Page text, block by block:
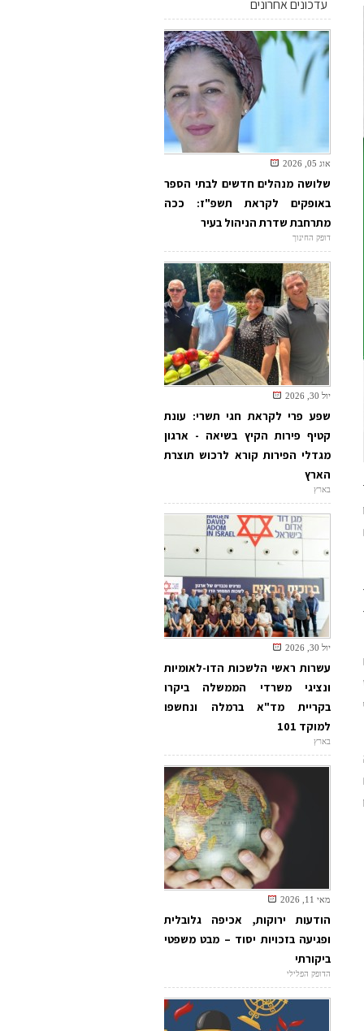
עדכונים אחרונים
אוג 05, 2026
שלושה מנהלים חדשים לבתי הספר
באופקים לקראת תשפ"ז: ככה
מתרחבת שדרת הניהול בעיר
דופק החינוך
יול 30, 2026
שפע פרי לקראת חגי תשרי: עונת
קטיף פירות הקיץ בשיאה - ארגון
מגדלי הפירות קורא לרכוש תוצרת
הארץ
בארץ
יול 30, 2026
עשרות ראשי הלשכות הדו-לאומיות
ונציגי משרדי הממשלה ביקרו
בקריית מד"א ברמלה ונחשפו
למוקד 101
בארץ
מאי 11, 2026
הודעות ירוקות, אכיפה גלובלית
ופגיעה בזכויות יסוד – מבט משפטי
ביקורתי
הדופק הפלילי